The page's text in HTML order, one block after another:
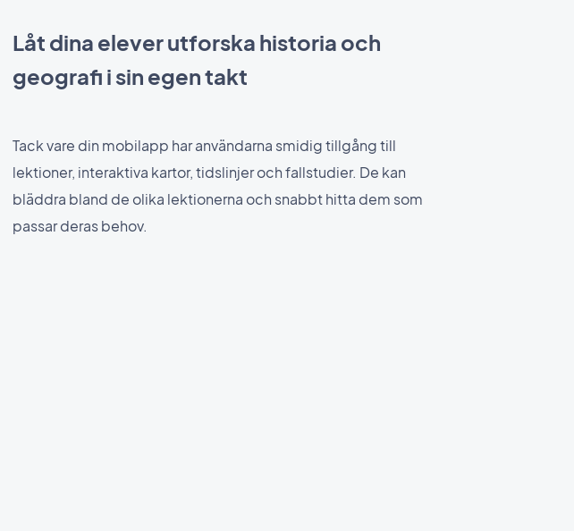
Låt dina elever utforska historia och
geografi i sin egen takt
Tack vare din mobilapp har användarna smidig tillgång till
lektioner, interaktiva kartor, tidslinjer och fallstudier. De kan
bläddra bland de olika lektionerna och snabbt hitta dem som
passar deras behov.